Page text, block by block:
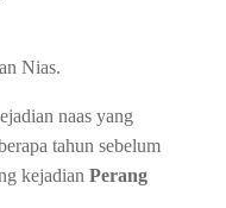
Nias.
naas yang
tahun sebelum
kejadian Perang